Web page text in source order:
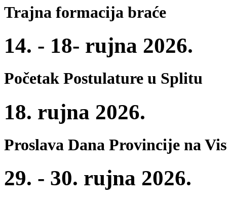
Trajna formacija braće
14. - 18- rujna 2026.
Početak Postulature u Splitu
18. rujna 2026.
Proslava Dana Provincije na
29. - 30. rujna 2026.